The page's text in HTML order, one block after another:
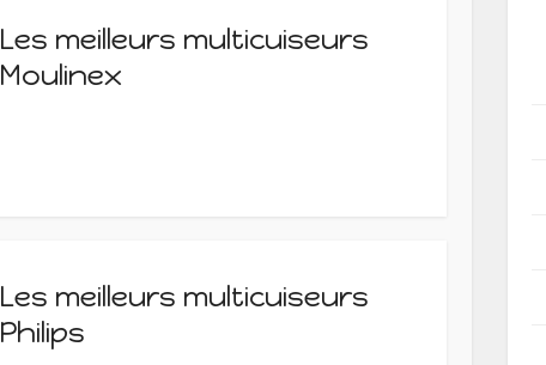
Les meilleurs multicuiseurs
Moulinex
Les meilleurs multicuiseurs
Philips